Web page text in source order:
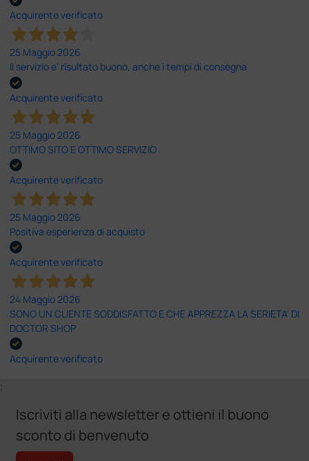
Acquirente verificato
25 Maggio 2026
Il servizio e’ risultato buono, anche i tempi di consegna
Acquirente verificato
25 Maggio 2026
OTTIMO SITO E OTTIMO SERVIZIO
Acquirente verificato
25 Maggio 2026
Positiva esperienza di acquisto
Acquirente verificato
24 Maggio 2026
SONO UN CLIENTE SODDISFATTO E CHE APPREZZA LA SERIETA' DI
DOCTOR SHOP
Acquirente verificato
;
Iscriviti alla newsletter e ottieni il buono
sconto di benvenuto